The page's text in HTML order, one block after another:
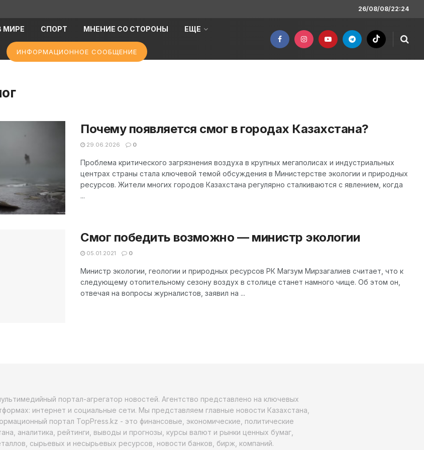
26/08/08/22:24
МИРЕ СПОРТ МНЕНИЕ СО СТОРОНЫ ЕЩЕ
ИНФОРМАЦИОННОЕ СООБЩЕНИЕ
Почему появляется смог в городах Казахстана?
29.06.2026 0
Проблема критического загрязнения воздуха в крупных мегаполисах и индустриальных
центрах страны стала ключевой темой обсуждения в Министерстве экологии и природных
ресурсов. Жители многих городов Казахстана регулярно сталкиваются с явлением, когда
...
Смог победить возможно — министр экологии
05.01.2021 0
Министр экологии, геологии и природных ресурсов РК Магзум Мирзагалиев считает, что к
следующему отопительному сезону воздух в столице станет намного чище. Об этом он,
отвечая на вопросы журналистов, заявил на ...
портал-агрегатор новостей. Агентство представлено на ключевых
интернет и социальные сети. Мы представляем главные новости Казахстана,
портал TopPress.kz - это финансовые, экономические, политические
аналитика, рейтинги, выводы и прогнозы, курсы валют и рынки ценных бумаг,
сырьевых и несырьевых ресурсов, новости банков, бирж, компаний.